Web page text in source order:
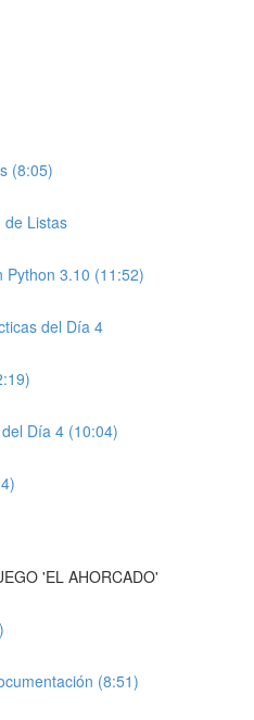
(8:05)
de Listas
Python 3.10 (11:52)
del Día 4
Día 4 (10:04)
'EL AHORCADO'
(8:51)